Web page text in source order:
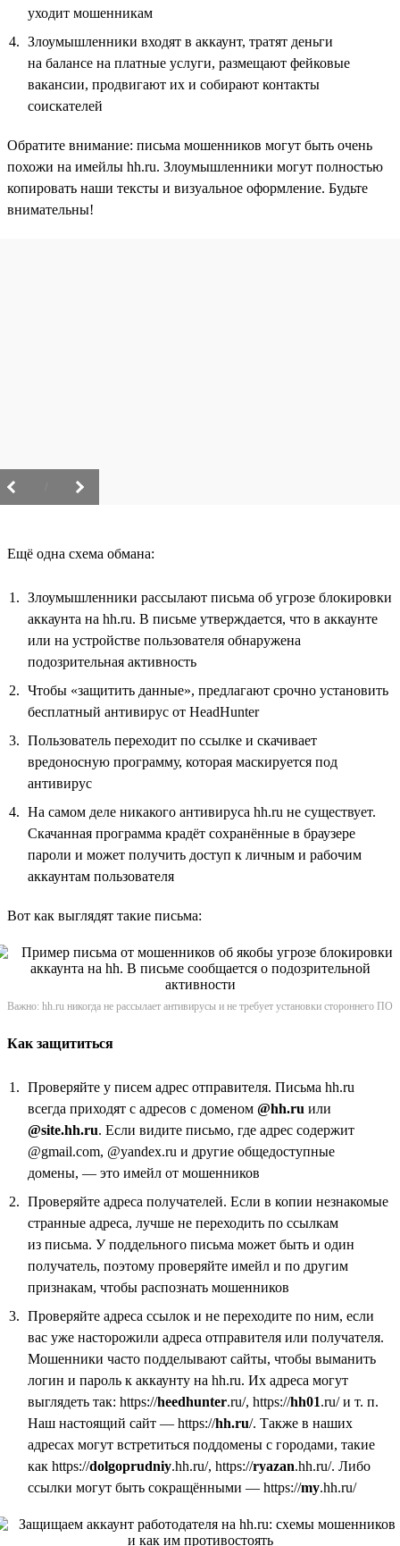
уходит мошенникам
Злоумышленники входят в аккаунт, тратят деньги
на балансе на платные услуги, размещают фейковые
вакансии, продвигают их и собирают контакты
соискателей
Обратите внимание: письма мошенников могут быть очень
похожи на имейлы hh.ru. Злоумышленники могут полностью
копировать наши тексты и визуальное оформление. Будьте
внимательны!
Ещё одна схема обмана:
Злоумышленники рассылают письма об угрозе блокировки
аккаунта на hh.ru. В письме утверждается, что в аккаунте
или на устройстве пользователя обнаружена
подозрительная активность
Чтобы «защитить данные», предлагают срочно установить
бесплатный антивирус от HeadHunter
Пользователь переходит по ссылке и скачивает
вредоносную программу, которая маскируется под
антивирус
На самом деле никакого антивируса hh.ru не существует.
Скачанная программа крадёт сохранённые в браузере
пароли и может получить доступ к личным и рабочим
аккаунтам пользователя
Вот как выглядят такие письма:
Важно: hh.ru никогда не рассылает антивирусы и не требует установки стороннего ПО
Как защититься
Проверяйте у писем адрес отправителя. Письма hh.ru
всегда приходят с адресов с доменом @hh.ru или
@site.hh.ru. Если видите письмо, где адрес содержит
@gmail.com, @yandex.ru и другие общедоступные
домены, — это имейл от мошенников
Проверяйте адреса получателей. Если в копии незнакомые
странные адреса, лучше не переходить по ссылкам
из письма. У поддельного письма может быть и один
получатель, поэтому проверяйте имейл и по другим
признакам, чтобы распознать мошенников
Проверяйте адреса ссылок и не переходите по ним, если
вас уже насторожили адреса отправителя или получателя.
Мошенники часто подделывают сайты, чтобы выманить
логин и пароль к аккаунту на hh.ru. Их адреса могут
выглядеть так: https://heedhunter.ru/, https://hh01.ru/ и т. п.
Наш настоящий сайт — https://hh.ru/. Также в наших
адресах могут встретиться поддомены с городами, такие
как https://dolgoprudniy.hh.ru/, https://ryazan.hh.ru/. Либо
ссылки могут быть сокращёнными — https://my.hh.ru/